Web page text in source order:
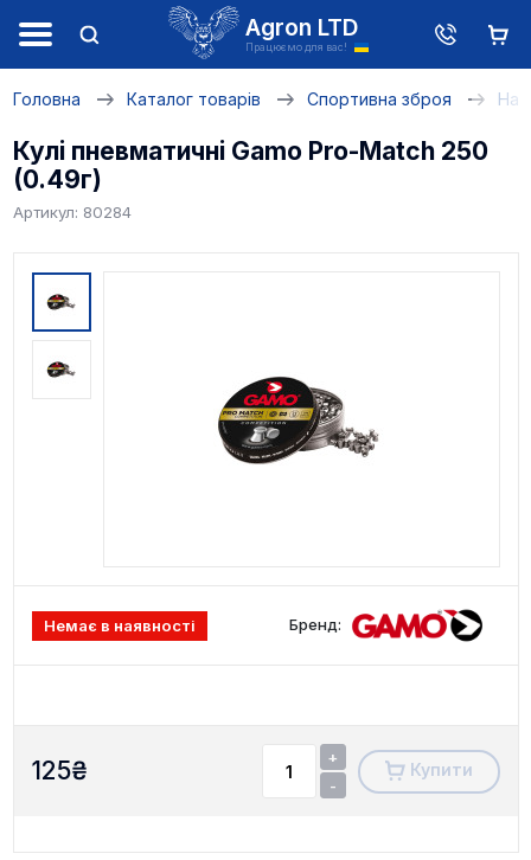
Agron LTD
Працюємо для вас!
Головна Каталог товарів Спортивна зброя
Кулі пневматичні Gamo Pro-Match 250
(0.49г)
Артикул: 80284
Немає в наявності Бренд:
125₴
+
-
Купити